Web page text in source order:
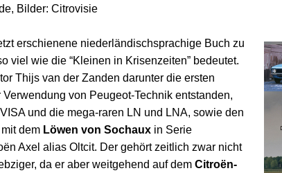
Bilder: Citrovisie
erschienene niederländischsprachige Buch zu
viel wie die “Kleinen in Krisenzeiten” bedeutet.
Thijs van der Zanden darunter die ersten
von Peugeot-Technik entstanden,
und die mega-raren LN und LNA, sowie den
dem Löwen von Sochaux in Serie
Axel alias Oltcit. Der gehört zeitlich zwar nicht
da er aber weitgehend auf dem Citroën-